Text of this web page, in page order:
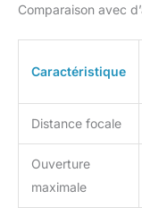
Comparaison avec
Caractéristique
Distance focale
Ouverture
maximale